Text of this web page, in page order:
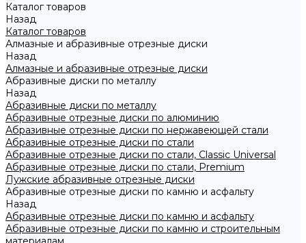
Каталог товаров
Назад
Каталог товаров
Алмазные и абразивные отрезные диски
Назад
Алмазные и абразивные отрезные диски
Абразивные диски по металлу
Назад
Абразивные диски по металлу
Абразивные отрезные диски по алюминию
Абразивные отрезные диски по нержавеющей стали
Абразивные отрезные диски по стали
Абразивные отрезные диски по стали, Classic Universal
Абразивные отрезные диски по стали, Premium
Лужские абразивные отрезные диски
Абразивные отрезные диски по камню и асфальту
Назад
Абразивные отрезные диски по камню и асфальту
Абразивные отрезные диски по камню и строительным